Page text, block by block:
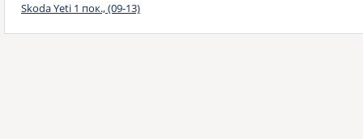
Skoda Yeti 1 пок., (09-13)